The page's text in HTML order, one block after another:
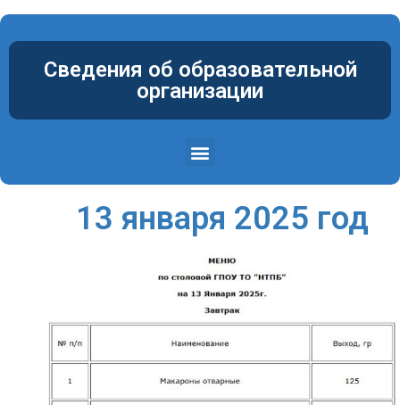
Сведения об образовательной
организации
13 января 2025 год